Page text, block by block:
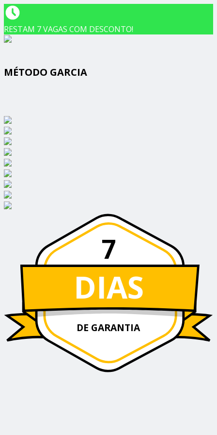
RESTAM 7 VAGAS COM DESCONTO!
MÉTODO GARCIA
7
DIAS
DE GARANTIA